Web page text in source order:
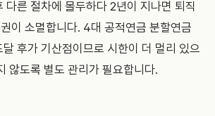
다른 절차에 몰두하다 2년이 지나면 퇴직
이 소멸합니다. 4대 공적연금 분할연금
후가 기산점이므로 시한이 더 멀리 있으
않도록 별도 관리가 필요합니다.